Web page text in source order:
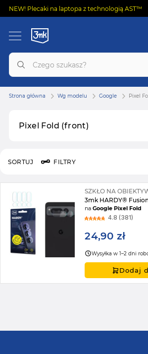
NEW! Plecaki na laptopa z technologią AST™
Pixel Fold (front)
Strona główna Wg modelu Google Pixel
FILTRY
SORTUJ
SZKŁO NA
3mk HARDY®
naGoogle Pixel Fold
4.8 (381)
24,90 zł
Wysyłka w 1–2 dni
Dodaj